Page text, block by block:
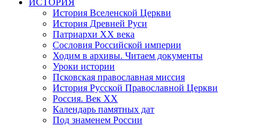
История Вселенской Церкви
История Древней Руси
Патриархи XX века
Сословия Российской империи
Ходим в архивы. Читаем документы
Уроки истории
Псковская православная миссия
История Русской Православной Церкви
Россия. Век ХХ
Календарь памятных дат
Под знаменем России